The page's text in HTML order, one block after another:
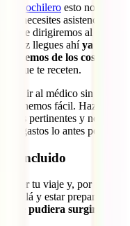
Mochilero esto no te
necesites asistencia
te dirigiremos al centro
vez llegues ahíya te
de los costes
que te receten.
ir al médico sin poder
ponemos fácil. Haznos
pertinentes y nos
los gastos lo antes posible.
incluido
tu viaje y, por ello, el
allá y estar preparado
que pudiera surgir